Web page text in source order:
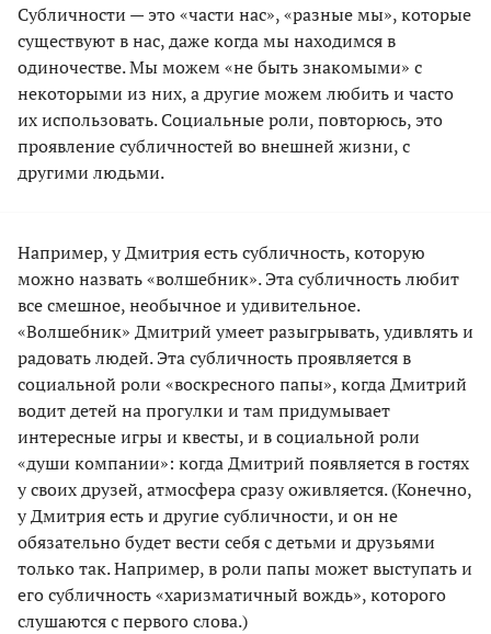
Субличности — это «части нас», «разные мы», которые
существуют в нас, даже когда мы находимся в
одиночестве. Мы можем «не быть знакомыми» с
некоторыми из них, а другие можем любить и часто
их использовать. Социальные роли, повторюсь, это
проявление субличностей во внешней жизни, с
другими людьми.
Например, у Дмитрия есть субличность, которую
можно назвать «волшебник». Эта субличность любит
все смешное, необычное и удивительное.
«Волшебник» Дмитрий умеет разыгрывать, удивлять и
радовать людей. Эта субличность проявляется в
социальной роли «воскресного папы», когда Дмитрий
водит детей на прогулки и там придумывает
интересные игры и квесты, и в социальной роли
«души компании»: когда Дмитрий появляется в гостях
у своих друзей, атмосфера сразу оживляется. (Конечно,
у Дмитрия есть и другие субличности, и он не
обязательно будет вести себя с детьми и друзьями
только так. Например, в роли папы может выступать и
его субличность «харизматичный вождь», которого
слушаются с первого слова.)